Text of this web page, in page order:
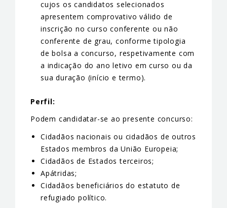
cujos os candidatos selecionados
apresentem comprovativo válido de
inscrição no curso conferente ou não
conferente de grau, conforme tipologia
de bolsa a concurso, respetivamente com
a indicação do ano letivo em curso ou da
sua duração (início e termo).
Perfil:
Podem candidatar-se ao presente concurso:
Cidadãos nacionais ou cidadãos de outros
Estados membros da União Europeia;
Cidadãos de Estados terceiros;
Apátridas;
Cidadãos beneficiários do estatuto de
refugiado político.